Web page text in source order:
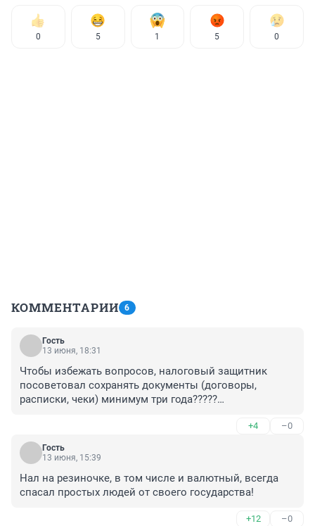
0 5 1 5 0
КОММЕНТАРИИ 6
Гость
13 июня, 18:31
Чтобы избежать вопросов, налоговый защитник
посоветовал сохранять документы (договоры,
расписки, чеки) минимум три года?????
+4 –0
Гость
13 июня, 15:39
Нал на резиночке, в том числе и валютный, всегда
спасал простых людей от своего государства!
+12 –0